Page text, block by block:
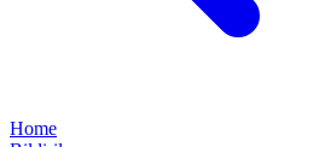
Home